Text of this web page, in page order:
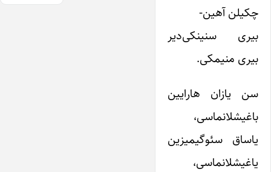
چکیلن آهین-
بیری سنینکی‌دیر
بیری منیمکی.
سن یازان هارایین
باغیشلانماسی،
یاساق سئوگیمیزین
یاغیشلانماسی،